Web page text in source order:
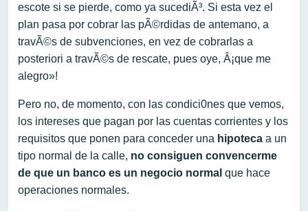
escote si se pierde, como ya sucediÃ³. Si esta vez el
plan pasa por cobrar las pÃ©rdidas de antemano, a
travÃ©s de subvenciones, en vez de cobrarlas a
posteriori a travÃ©s de rescate, pues oye, Â¡que me
alegro»!
Pero no, de momento, con las condici0nes que vemos,
los intereses que pagan por las cuentas corrientes y los
requisitos que ponen para conceder una hipoteca a un
tipo normal de la calle, no consiguen convencerme
de que un banco es un negocio normal que hace
operaciones normales.